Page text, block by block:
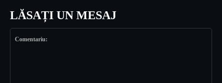
LĂSAȚI UN MESAJ